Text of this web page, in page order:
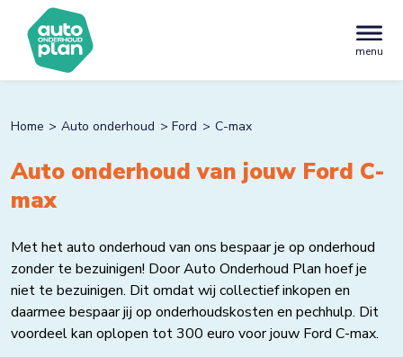
menu
Home Auto onderhoud Ford C-max
Auto onderhoud van jouw Ford C-
max
Met het auto onderhoud van ons bespaar je op onderhoud
zonder te bezuinigen! Door Auto Onderhoud Plan hoef je
niet te bezuinigen. Dit omdat wij collectief inkopen en
daarmee bespaar jij op onderhoudskosten en pechhulp. Dit
voordeel kan oplopen tot 300 euro voor jouw Ford C-max.